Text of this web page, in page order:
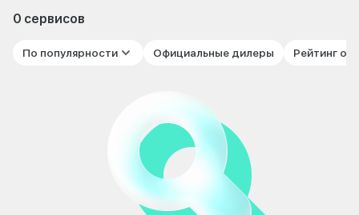
0 сервисов
По популярности Официальные дилеры Рейтинг